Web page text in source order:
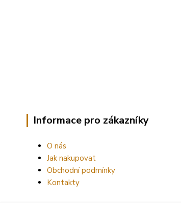
Informace pro zákazníky
O nás
Jak nakupovat
Obchodní podmínky
Kontakty